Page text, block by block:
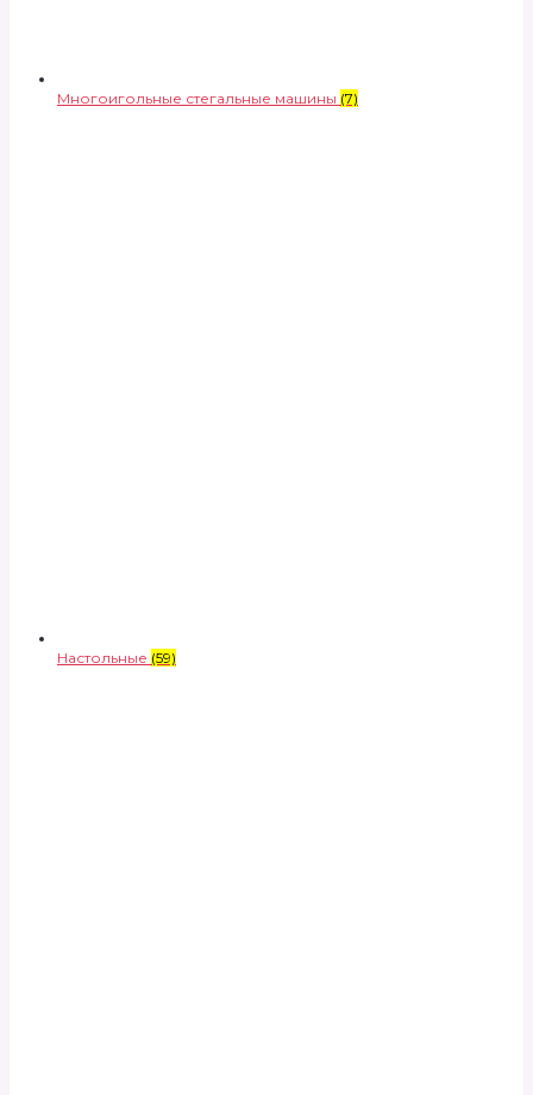
Многоигольные стегальные машины (7)
Настольные (59)